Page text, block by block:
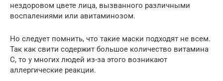
нездоровом цвете лица, вызванного различными
воспалениями или авитаминозом.
Но следует помнить, что такие маски подходят не всем.
Так как свити содержит большое количество витамина
C, то у многих людей из-за этого возникают
аллергические реакции.